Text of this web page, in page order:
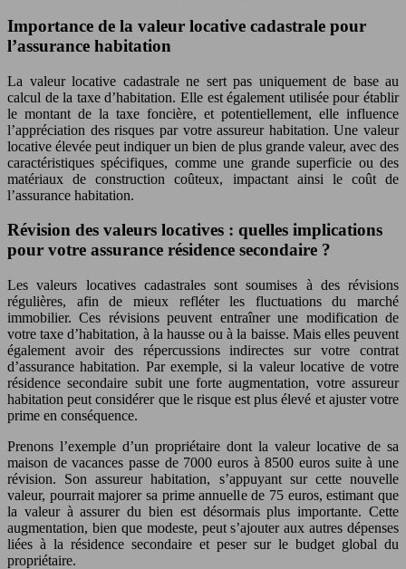
Importance de la valeur locative cadastrale pour
l’assurance habitation
La valeur locative cadastrale ne sert pas uniquement de base au
calcul de la taxe d’habitation. Elle est également utilisée pour établir
le montant de la taxe foncière, et potentiellement, elle influence
l’appréciation des risques par votre assureur habitation. Une valeur
locative élevée peut indiquer un bien de plus grande valeur, avec des
caractéristiques spécifiques, comme une grande superficie ou des
matériaux de construction coûteux, impactant ainsi le coût de
l’assurance habitation.
Révision des valeurs locatives : quelles implications
pour votre assurance résidence secondaire ?
Les valeurs locatives cadastrales sont soumises à des révisions
régulières, afin de mieux refléter les fluctuations du marché
immobilier. Ces révisions peuvent entraîner une modification de
votre taxe d’habitation, à la hausse ou à la baisse. Mais elles peuvent
également avoir des répercussions indirectes sur votre contrat
d’assurance habitation. Par exemple, si la valeur locative de votre
résidence secondaire subit une forte augmentation, votre assureur
habitation peut considérer que le risque est plus élevé et ajuster votre
prime en conséquence.
Prenons l’exemple d’un propriétaire dont la valeur locative de sa
maison de vacances passe de 7000 euros à 8500 euros suite à une
révision. Son assureur habitation, s’appuyant sur cette nouvelle
valeur, pourrait majorer sa prime annuelle de 75 euros, estimant que
la valeur à assurer du bien est désormais plus importante. Cette
augmentation, bien que modeste, peut s’ajouter aux autres dépenses
liées à la résidence secondaire et peser sur le budget global du
propriétaire.